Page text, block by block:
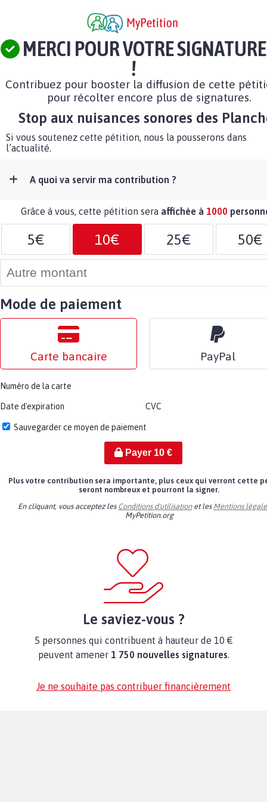
MERCI POUR VOTRE SIGNATURE
!
Contribuez pour booster la diffusion de cette
pour récolter encore plus de signatures.
Stop aux nuisances sonores des
Si vous soutenez cette pétition, nous la pousserons dans
l’actualité.
A quoi va servir ma contribution ?
Grâce à vous, cette pétition sera affichée à 1000
5€ 10€ 25€ 50€
Mode de paiement
Carte bancaire PayPal
Numéro de la carte
Date d'expiration CVC
Sauvegarder ce moyen de paiement
Payer 10€
Plus votre contribution sera importante, plus ceux qui verront cette
seront nombreux et pourront la signer.
En cliquant, vous acceptez les Conditions d'utilisationet les Mentions
MyPetition.org
Le saviez-vous ?
5 personnes qui contribuent à hauteur de 10 €
peuvent amener 1 750 nouvelles signatures.
Je ne souhaite pas contribuer financièrement